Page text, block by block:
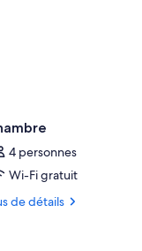
4 personnes
Wi-Fi gratuit
de détails